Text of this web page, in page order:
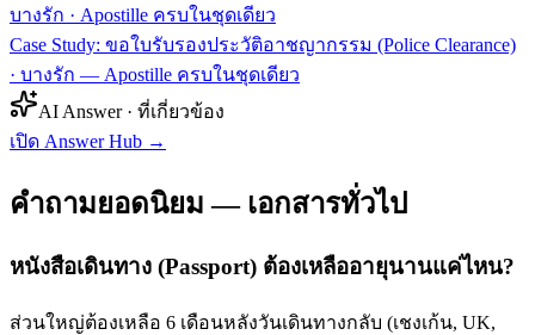
บางรัก · Apostille ครบในชุดเดียว
Case Study: ขอใบรับรองประวัติอาชญากรรม (Police Clearance)
· บางรัก — Apostille ครบในชุดเดียว
AI Answer · ที่เกี่ยวข้อง
เปิด Answer Hub →
คำถามยอดนิยม — เอกสารทั่วไป
หนังสือเดินทาง (Passport) ต้องเหลืออายุนานแค่ไหน?
ส่วนใหญ่ต้องเหลือ 6 เดือนหลังวันเดินทางกลับ (เชงเก้น, UK,